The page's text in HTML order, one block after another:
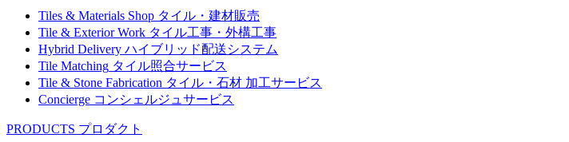
Tiles & Materials Shop タイル・建材販売
Tile & Exterior Work タイル工事・外構工事
Hybrid Delivery ハイブリッド配送システム
Tile Matching タイル照合サービス
Tile & Stone Fabrication タイル・石材 加工サービス
Concierge コンシェルジュサービス
PRODUCTS プロダクト